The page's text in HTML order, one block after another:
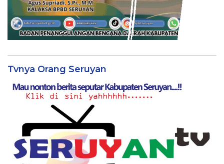
Tvnya Orang Seruyan